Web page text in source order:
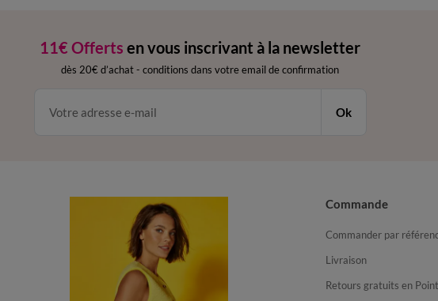
11€ Offerts en vous inscrivant à la newsletter
dès 20€ d’achat - conditions dans votre email de confirmation
Ok
Commande
Commander par
Livraison
Retours gratuits en